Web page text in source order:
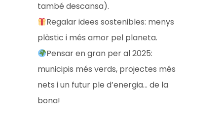
també descansa).
Regalar idees sostenibles: menys
plàstic i més amor pel planeta.
Pensar en gran per al 2025:
municipis més verds, projectes més
nets i un futur ple d’energia… de la
bona!